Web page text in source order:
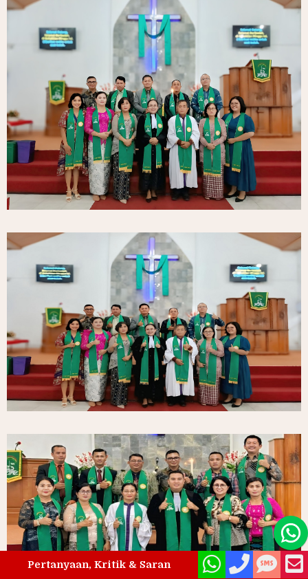
Pertanyaan, Kritik & Saran